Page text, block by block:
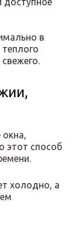
в
этот способ
холодно, а